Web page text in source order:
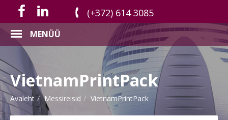
(+372) 614 3085
MENÜÜ
VietnamPrintPack
Avaleht Messireisid VietnamPrintPack